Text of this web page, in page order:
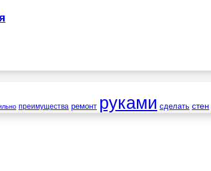
преимущества ремонт руками сделать стен